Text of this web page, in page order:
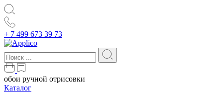
+ 7 499 673 39 73
обои ручной отрисовки
Каталог